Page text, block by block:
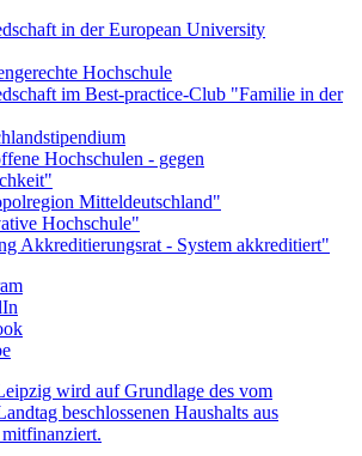
wird auf Grundlage des vom
beschlossenen Haushalts aus